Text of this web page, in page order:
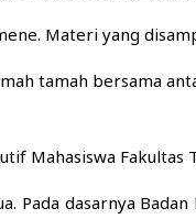
Materi yang
tamah bersama
Mahasiswa Fakultas
dasarnya